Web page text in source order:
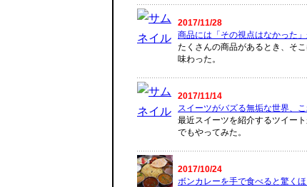
2017/11/28
商品には「その視点はなかった
たくさんの商品があるとき、そ
味わった。
2017/11/14
スイーツがバズる無垢な世界、
最近スイーツを紹介するツイー
でもやってみた。
2017/10/24
ボンカレーを手で食べると驚く